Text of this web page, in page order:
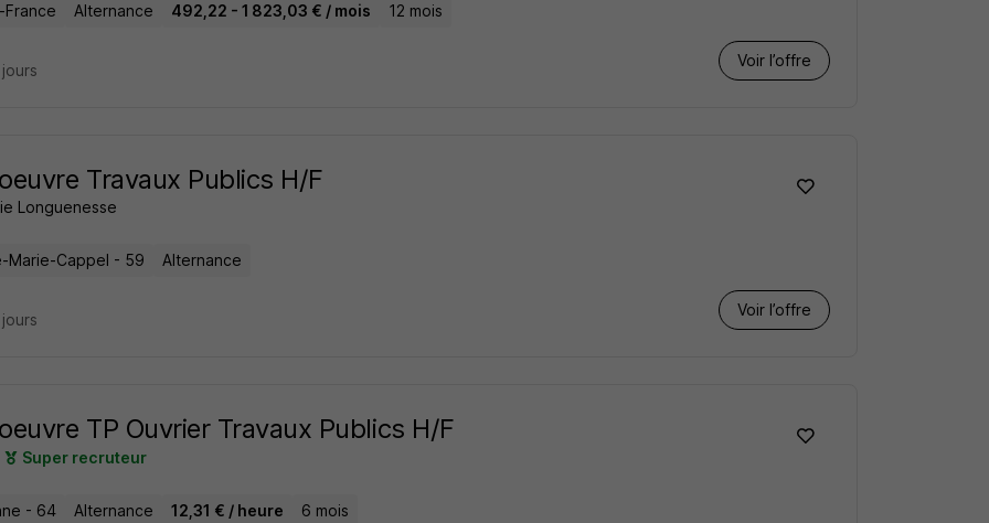
Alternance 492,22 - 1 823,03 € / mois 12 mois
Voir l’offre
Travaux Publics H/F
Longuenesse
Marie-Cappel - 59 Alternance
Voir l’offre
TP Ouvrier Travaux Publics H/F
Super recruteur
- 64 Alternance 12,31 € / heure 6 mois